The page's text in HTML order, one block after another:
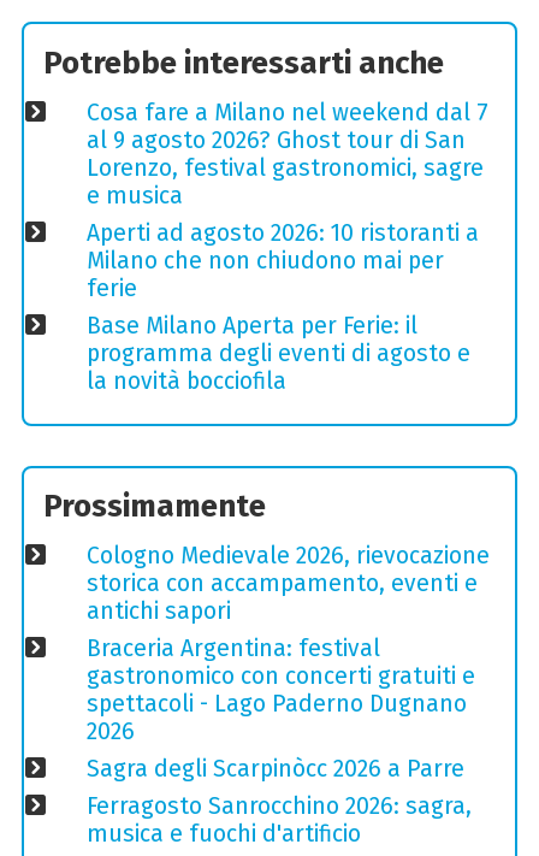
Potrebbe interessarti anche
Cosa fare a Milano nel weekend dal 7
al 9 agosto 2026? Ghost tour di San
Lorenzo, festival gastronomici, sagre
e musica
Aperti ad agosto 2026: 10 ristoranti a
Milano che non chiudono mai per
ferie
Base Milano Aperta per Ferie: il
programma degli eventi di agosto e
la novità bocciofila
Prossimamente
Cologno Medievale 2026, rievocazione
storica con accampamento, eventi e
antichi sapori
Braceria Argentina: festival
gastronomico con concerti gratuiti e
spettacoli - Lago Paderno Dugnano
2026
Sagra degli Scarpinòcc 2026 a Parre
Ferragosto Sanrocchino 2026: sagra,
musica e fuochi d'artificio